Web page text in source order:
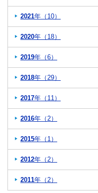
2021年（10）
2020年（18）
2019年（6）
2018年（29）
2017年（11）
2016年（2）
2015年（1）
2012年（2）
2011年（2）